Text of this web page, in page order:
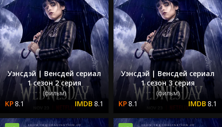
Уэнсдэй | Венсдей сериал
1 сезон 2 серия
(фильм)
8.1 8.1
Уэнсдэй | Венсдей сериал
1 сезон 3 серия
(фильм)
8.1 8.1